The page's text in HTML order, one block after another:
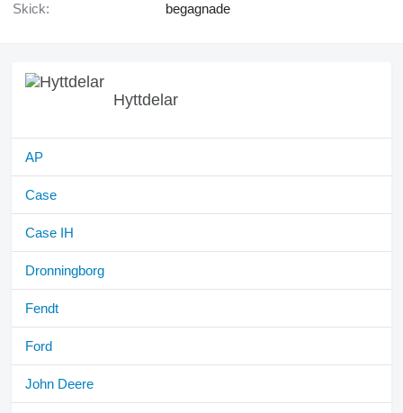
Skick: begagnade
Hyttdelar
AP
Case
Case IH
Dronningborg
Fendt
Ford
John Deere